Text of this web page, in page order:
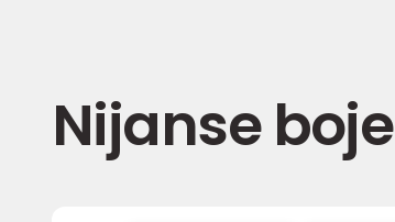
Nijanse boje